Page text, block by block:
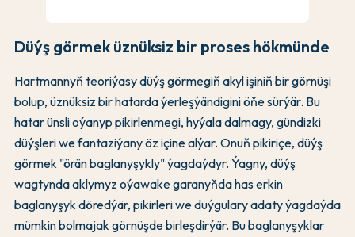
Düýş görmek üznüksiz bir proses hökmünde
Hartmannyň teoriýasy düýş görmegiň akyl işiniň bir görnüşi
bolup, üznüksiz bir hatarda ýerleşýändigini öňe sürýär. Bu
hatar ünsli oýanyp pikirlenmegi, hyýala dalmagy, gündizki
düýşleri we fantaziýany öz içine alýar. Onuň pikiriçe, düýş
görmek "örän baglanyşykly" ýagdaýdyr. Ýagny, düýş
wagtynda aklymyz oýawake garanyňda has erkin
baglanyşyk döredýär, pikirleri we duýgulary adaty ýagdaýda
mümkin bolmajak görnüşde birleşdirýär. Bu baglanyşyklar